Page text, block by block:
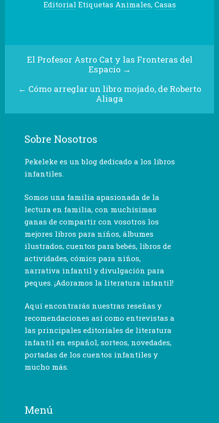
Editorial Etiquetas Animales, Casas
El Profesor Astro Cat y las Fronteras del
Espacio →
← Cómo arreglar un libro mojado, de Roberto
Aliaga
Sobre Nosotros
Pekeleke es un blog dedicado a los libros
infantiles.
Somos una familia apasionada de la
lectura en familia, con muchísimas
ganas de compartir con vosotros los
mejores libros para niños, álbumes
ilustrados, cuentos para bebés, libros de
actividades, cómics para niños,
narrativa infantil y divulgación para
peques. ¡Adoramos la literatura infantil!
Aquí encontrarás nuestras reseñas y
recomendaciones así como entrevistas a
las principales editoriales de literatura
infantil en español, sorteos, novedades,
portadas de los cuentos infantiles y
mucho más.
Menú